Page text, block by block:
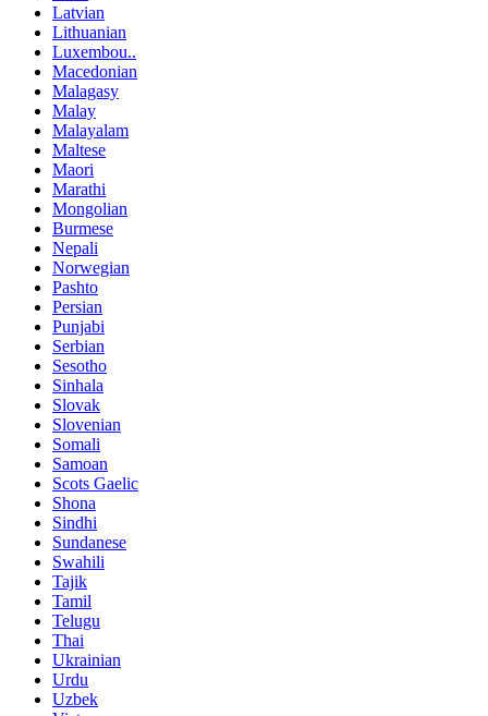
Latvian
Lithuanian
Luxembou..
Macedonian
Malagasy
Malay
Malayalam
Maltese
Maori
Marathi
Mongolian
Burmese
Nepali
Norwegian
Pashto
Persian
Punjabi
Serbian
Sesotho
Sinhala
Slovak
Slovenian
Somali
Samoan
Scots Gaelic
Shona
Sindhi
Sundanese
Swahili
Tajik
Tamil
Telugu
Thai
Ukrainian
Urdu
Uzbek